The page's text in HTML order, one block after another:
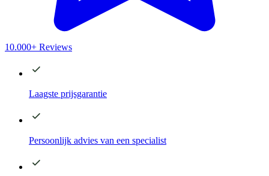
10.000+ Reviews
Laagste prijsgarantie
Persoonlijk advies van een specialist